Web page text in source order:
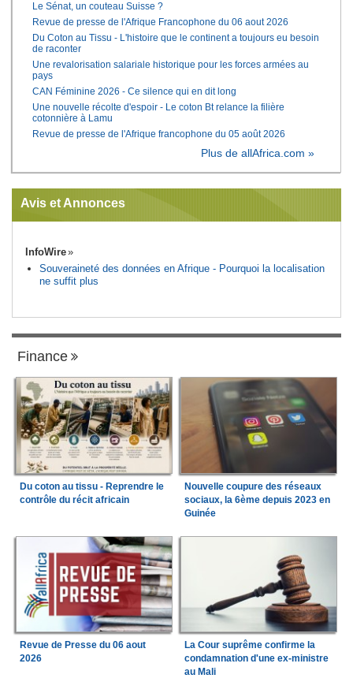
Le Sénat, un couteau Suisse ?
Revue de presse de l'Afrique Francophone du 06 aout 2026
Du Coton au Tissu - L'histoire que le continent a toujours eu besoin
de raconter
Une revalorisation salariale historique pour les forces armées au
pays
CAN Féminine 2026 - Ce silence qui en dit long
Une nouvelle récolte d'espoir - Le coton Bt relance la filière
cotonnière à Lamu
Revue de presse de l'Afrique francophone du 05 août 2026
Plus de allAfrica.com »
Avis et Annonces
InfoWire
Souveraineté des données en Afrique - Pourquoi la localisation
ne suffit plus
Finance
Du coton au tissu - Reprendre le
contrôle du récit africain
Nouvelle coupure des réseaux
sociaux, la 6ème depuis 2023 en
Guinée
Revue de Presse du 06 aout
2026
La Cour suprême confirme la
condamnation d'une ex-ministre
au Mali